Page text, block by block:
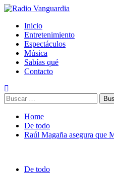
Skip
content
Radio Vanguardia
Tu música y mucho mas
Primary
Menu
Inicio
Entretenimiento
Espectáculos
Música
Sabías qué
Contacto
Buscar:
Home
De todo
Raúl Magaña asegura que
De todo